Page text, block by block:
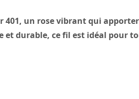
un rose vibrant qui
durable, ce fil est idéal pour